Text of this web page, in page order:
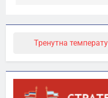
Тренутна